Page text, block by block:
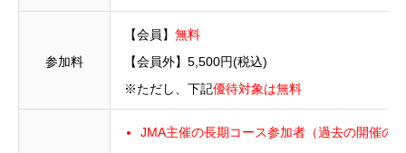
参加料
【会員】 無料
【会員外】5,500円(税込)
※ただし、下記優待対象は無料
JMA主催の長期コース参加者（過去の開催の